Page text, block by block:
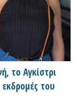
το Αγκίστρι
του